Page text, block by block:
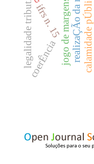
calamidade pÚblica
realizaÇÃo da renda
jogo de margens
ifrs n. 15
coerÊncia
legalidade tributÁria